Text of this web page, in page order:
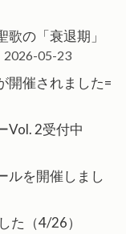
歌の「衰退期」
2026-05-23
開催されました=
Vol. 2受付中
ルを開催しまし
た（4/26）